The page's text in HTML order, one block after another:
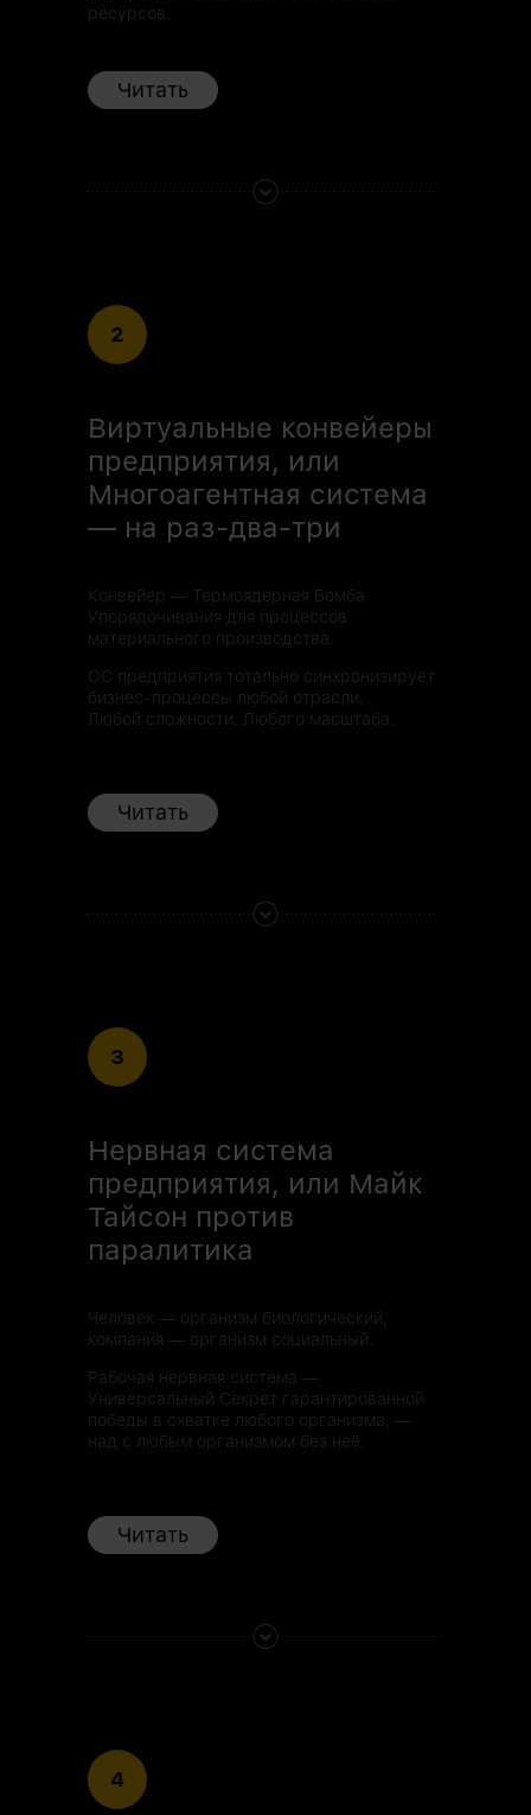
ресурсов.
Читать
2
Виртуальные конвейеры
предприятия, или
Многоагентная система
— на раз-два-три
Конвейер — Термоядерная Бомба
Упорядочивания для процессов
материального производства.
ОС предприятия тотально синхронизирует
бизнес-процессы любой отрасли.
Любой сложности. Любого масштаба.
Читать
3
Нервная система
предприятия, или Майк
Тайсон против
паралитика
Человек — организм биологический,
компания — организм социальный.
Рабочая нервная система —
Универсальный Секрет гарантированной
победы в схватке любого организма, —
над с любым организмом без неё.
Читать
4